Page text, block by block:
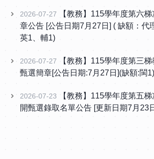
2026-07-27
【教務】115學年度第六
章公告 [公告日期7月27日] ( 缺額：代
英1、輔1)
2026-07-27
【教務】115學年度第三
甄選簡章[公告日期:7月27日](缺額:閩1)
2026-07-23
【教務】115學年度第五
開甄選錄取名單公告 [更新日期7月23